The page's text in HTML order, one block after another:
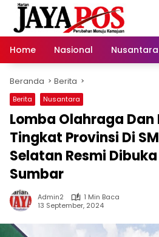
Langsung
konten
Home
Nasional Nusantara
Beranda Berita
Berita Nusantara
Lomba Olahraga Dan
Tingkat Provinsi Di
Selatan Resmi
Sumbar
Admin2
1 Min Baca
13 September, 2024